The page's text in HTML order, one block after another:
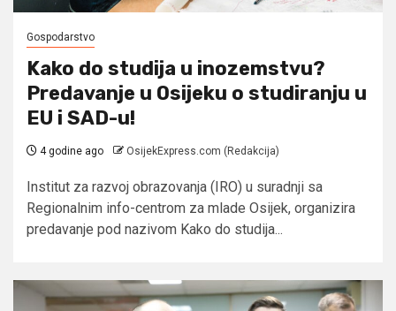
Gospodarstvo
Kako do studija u inozemstvu?
Predavanje u Osijeku o studiranju u
EU i SAD-u!
4 godine ago OsijekExpress.com (Redakcija)
Institut za razvoj obrazovanja (IRO) u suradnji sa
Regionalnim info-centrom za mlade Osijek, organizira
predavanje pod nazivom Kako do studija...